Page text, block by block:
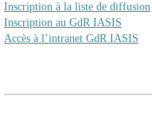
Inscription à la liste de diffusion
Inscription au GdR IASIS
Accès à l’intranet GdR IASIS